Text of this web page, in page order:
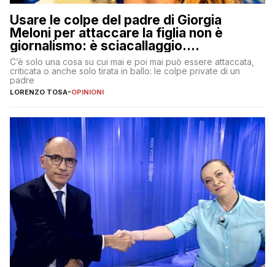
Usare le colpe del padre di Giorgia
Meloni per attaccare la figlia non è
giornalismo: è sciacallaggio.
Dimostriamo di essere diversi
C’è solo una cosa su cui mai e poi mai può essere attaccata,
criticata o anche solo tirata in ballo: le colpe private di un
padre
LORENZO TOSA-OPINIONI